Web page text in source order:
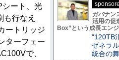
シート、光
行なえ
ートリッジ
ターフェー
で、
ガバナン
活用の促
Box”という成長エン
“120TB
ゼネラ
統合の